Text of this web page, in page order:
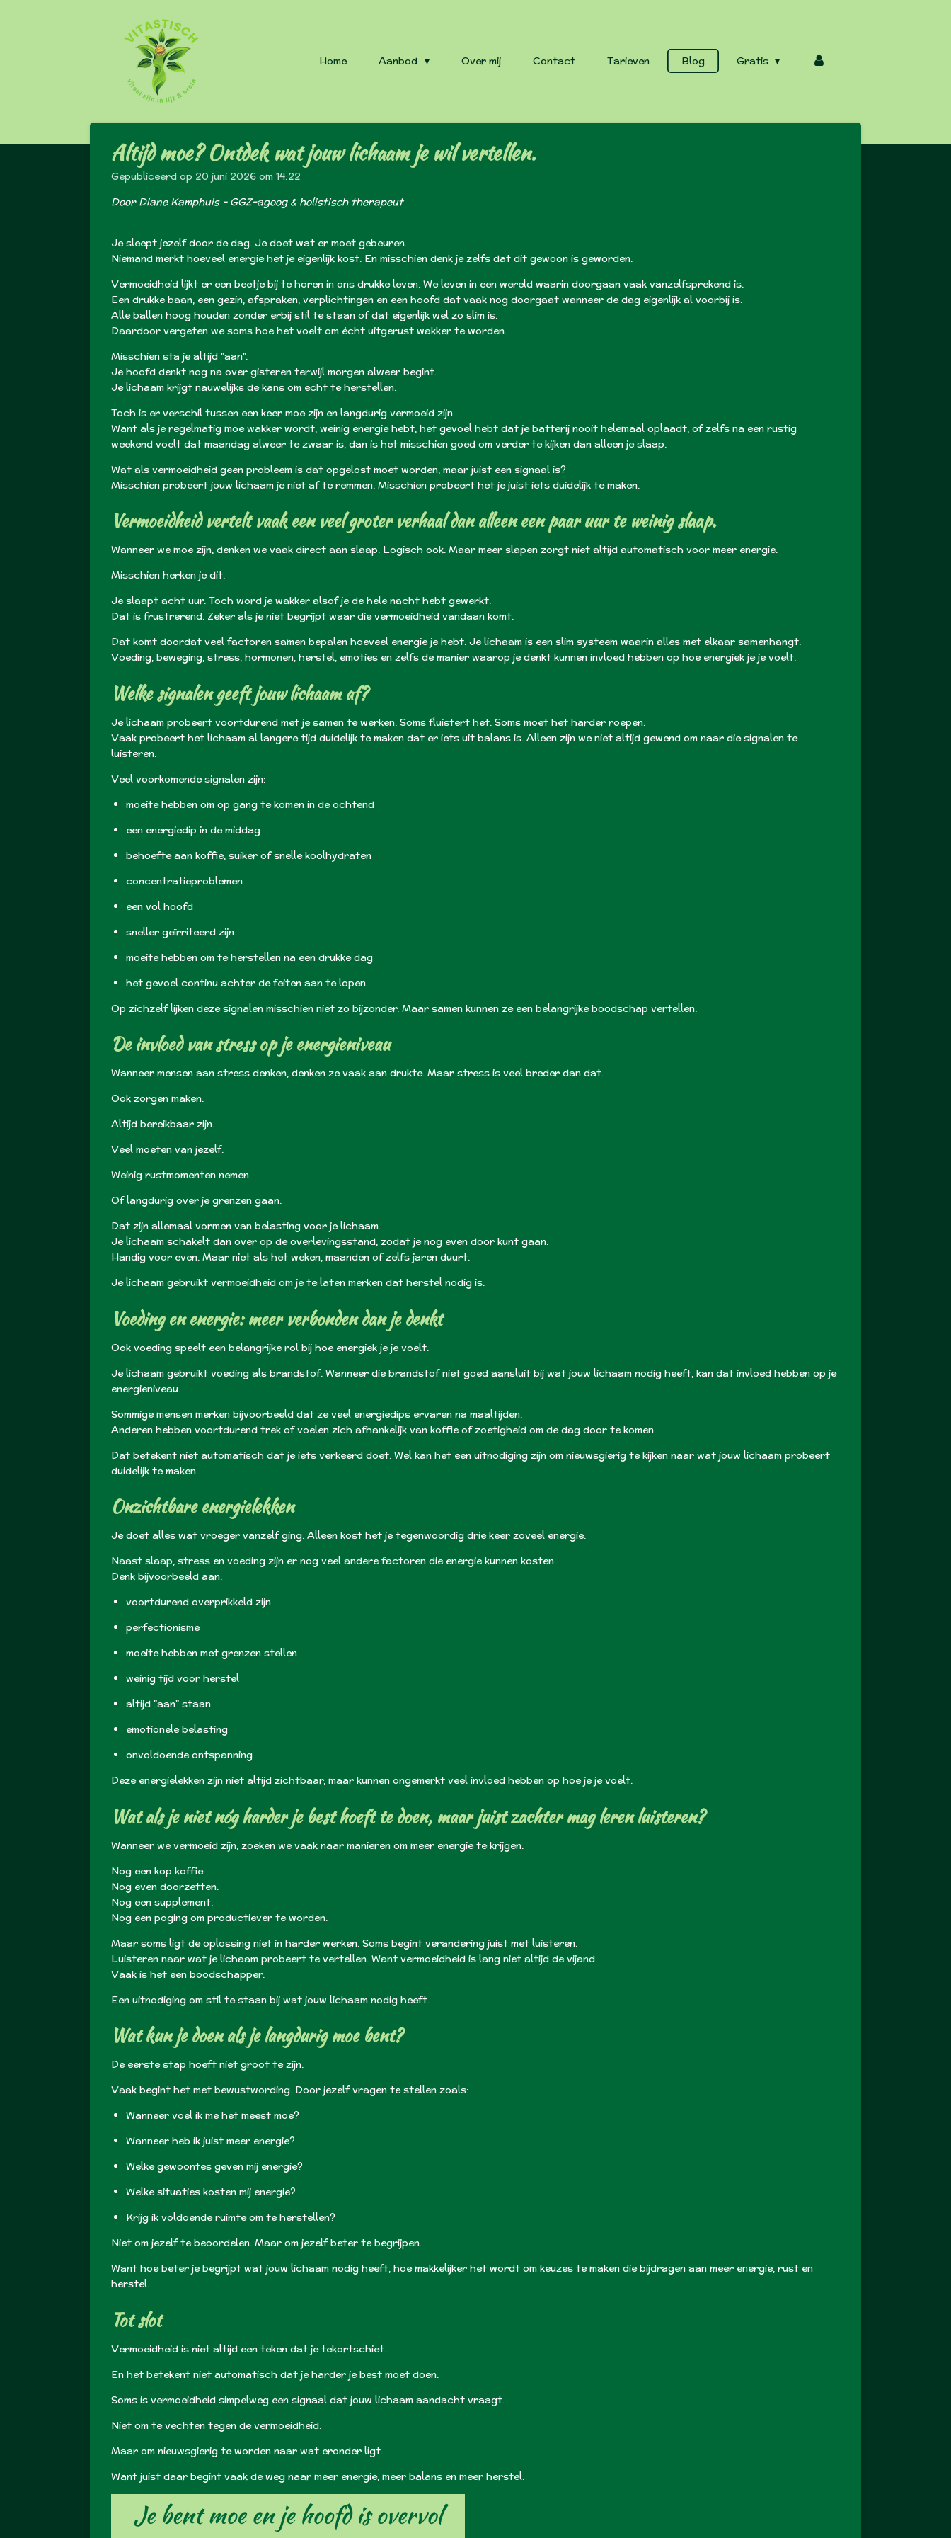
Home Aanbod Over mij Contact Tarieven Blog Gratis
Altijd moe? Ontdek wat jouw lichaam je wil vertellen.
Gepubliceerd op 20 juni 2026 om 14:22
Door Diane Kamphuis – GGZ-agoog & holistisch therapeut
Je sleept jezelf door de dag. Je doet wat er moet gebeuren.
Niemand merkt hoeveel energie het je eigenlijk kost. En misschien denk je zelfs dat dit gewoon is geworden.
Vermoeidheid lijkt er een beetje bij te horen in ons drukke leven. We leven in een wereld waarin doorgaan vaak vanzelfsprekend is.
Een drukke baan, een gezin, afspraken, verplichtingen en een hoofd dat vaak nog doorgaat wanneer de dag eigenlijk al voorbij is.
Alle ballen hoog houden zonder erbij stil te staan of dat eigenlijk wel zo slim is.
Daardoor vergeten we soms hoe het voelt om écht uitgerust wakker te worden.
Misschien sta je altijd "aan".
Je hoofd denkt nog na over gisteren terwijl morgen alweer begint.
Je lichaam krijgt nauwelijks de kans om echt te herstellen.
Toch is er verschil tussen een keer moe zijn en langdurig vermoeid zijn.
Want als je regelmatig moe wakker wordt, weinig energie hebt, het gevoel hebt dat je batterij nooit helemaal oplaadt, of zelfs na een rustig
weekend voelt dat maandag alweer te zwaar is, dan is het misschien goed om verder te kijken dan alleen je slaap.
Wat als vermoeidheid geen probleem is dat opgelost moet worden, maar juist een signaal is?
Misschien probeert jouw lichaam je niet af te remmen. Misschien probeert het je juist iets duidelijk te maken.
Vermoeidheid vertelt vaak een veel groter verhaal dan alleen een paar uur te weinig slaap.
Wanneer we moe zijn, denken we vaak direct aan slaap. Logisch ook. Maar meer slapen zorgt niet altijd automatisch voor meer energie.
Misschien herken je dit.
Je slaapt acht uur. Toch word je wakker alsof je de hele nacht hebt gewerkt.
Dat is frustrerend. Zeker als je niet begrijpt waar die vermoeidheid vandaan komt.
Dat komt doordat veel factoren samen bepalen hoeveel energie je hebt. Je lichaam is een slim systeem waarin alles met elkaar samenhangt.
Voeding, beweging, stress, hormonen, herstel, emoties en zelfs de manier waarop je denkt kunnen invloed hebben op hoe energiek je je voelt.
Welke signalen geeft jouw lichaam af?
Je lichaam probeert voortdurend met je samen te werken. Soms fluistert het. Soms moet het harder roepen.
Vaak probeert het lichaam al langere tijd duidelijk te maken dat er iets uit balans is. Alleen zijn we niet altijd gewend om naar die signalen te
luisteren.
Veel voorkomende signalen zijn:
moeite hebben om op gang te komen in de ochtend
een energiedip in de middag
behoefte aan koffie, suiker of snelle koolhydraten
concentratieproblemen
een vol hoofd
sneller geïrriteerd zijn
moeite hebben om te herstellen na een drukke dag
het gevoel continu achter de feiten aan te lopen
Op zichzelf lijken deze signalen misschien niet zo bijzonder. Maar samen kunnen ze een belangrijke boodschap vertellen.
De invloed van stress op je energieniveau
Wanneer mensen aan stress denken, denken ze vaak aan drukte. Maar stress is veel breder dan dat.
Ook zorgen maken.
Altijd bereikbaar zijn.
Veel moeten van jezelf.
Weinig rustmomenten nemen.
Of langdurig over je grenzen gaan.
Dat zijn allemaal vormen van belasting voor je lichaam.
Je lichaam schakelt dan over op de overlevingsstand, zodat je nog even door kunt gaan.
Handig voor even. Maar niet als het weken, maanden of zelfs jaren duurt.
Je lichaam gebruikt vermoeidheid om je te laten merken dat herstel nodig is.
Voeding en energie: meer verbonden dan je denkt
Ook voeding speelt een belangrijke rol bij hoe energiek je je voelt.
Je lichaam gebruikt voeding als brandstof. Wanneer die brandstof niet goed aansluit bij wat jouw lichaam nodig heeft, kan dat invloed hebben op je
energieniveau.
Sommige mensen merken bijvoorbeeld dat ze veel energiedips ervaren na maaltijden.
Anderen hebben voortdurend trek of voelen zich afhankelijk van koffie of zoetigheid om de dag door te komen.
Dat betekent niet automatisch dat je iets verkeerd doet. Wel kan het een uitnodiging zijn om nieuwsgierig te kijken naar wat jouw lichaam probeert
duidelijk te maken.
Onzichtbare energielekken
Je doet alles wat vroeger vanzelf ging. Alleen kost het je tegenwoordig drie keer zoveel energie.
Naast slaap, stress en voeding zijn er nog veel andere factoren die energie kunnen kosten.
Denk bijvoorbeeld aan:
voortdurend overprikkeld zijn
perfectionisme
moeite hebben met grenzen stellen
weinig tijd voor herstel
altijd "aan" staan
emotionele belasting
onvoldoende ontspanning
Deze energielekken zijn niet altijd zichtbaar, maar kunnen ongemerkt veel invloed hebben op hoe je je voelt.
Wat als je niet nóg harder je best hoeft te doen, maar juist zachter mag leren luisteren?
Wanneer we vermoeid zijn, zoeken we vaak naar manieren om meer energie te krijgen.
Nog een kop koffie.
Nog even doorzetten.
Nog een supplement.
Nog een poging om productiever te worden.
Maar soms ligt de oplossing niet in harder werken. Soms begint verandering juist met luisteren.
Luisteren naar wat je lichaam probeert te vertellen. Want vermoeidheid is lang niet altijd de vijand.
Vaak is het een boodschapper.
Een uitnodiging om stil te staan bij wat jouw lichaam nodig heeft.
Wat kun je doen als je langdurig moe bent?
De eerste stap hoeft niet groot te zijn.
Vaak begint het met bewustwording. Door jezelf vragen te stellen zoals:
Wanneer voel ik me het meest moe?
Wanneer heb ik juist meer energie?
Welke gewoontes geven mij energie?
Welke situaties kosten mij energie?
Krijg ik voldoende ruimte om te herstellen?
Niet om jezelf te beoordelen. Maar om jezelf beter te begrijpen.
Want hoe beter je begrijpt wat jouw lichaam nodig heeft, hoe makkelijker het wordt om keuzes te maken die bijdragen aan meer energie, rust en
herstel.
Tot slot
Vermoeidheid is niet altijd een teken dat je tekortschiet.
En het betekent niet automatisch dat je harder je best moet doen.
Soms is vermoeidheid simpelweg een signaal dat jouw lichaam aandacht vraagt.
Niet om te vechten tegen de vermoeidheid.
Maar om nieuwsgierig te worden naar wat eronder ligt.
Want juist daar begint vaak de weg naar meer energie, meer balans en meer herstel.